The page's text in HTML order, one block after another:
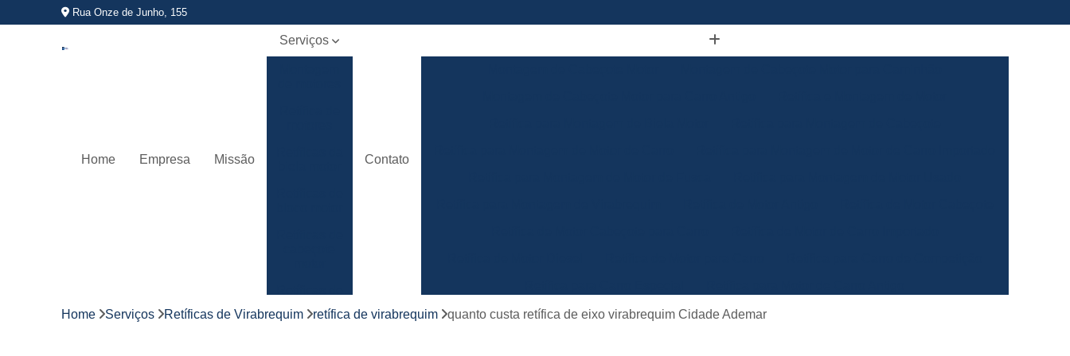
Rua Onze de Junho, 155
Home Empresa Missão
Serviços
Contato
Retífica para Motor de Carro de Competição
Retífica para Motor de Carro Especial
Home Serviços Retíficas de Virabrequim retífica de virabrequim quanto custa retífica de eixo virabrequim Cidade Ademar